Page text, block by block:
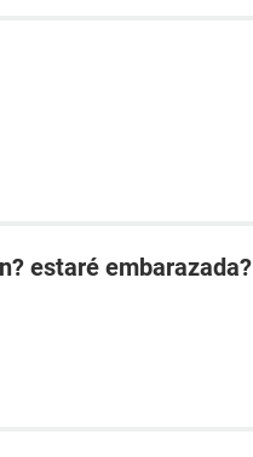
estaré embarazada?